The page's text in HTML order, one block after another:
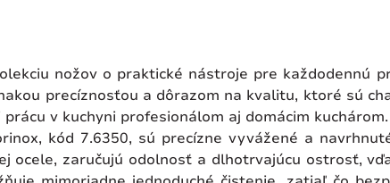
nožov o praktické nástroje pre každodennú
precíznosťou a dôrazom na kvalitu, ktoré sú
v kuchyni profesionálom aj domácim kuchárom.
kód 7.6350, sú precízne vyvážené a
ocele, zaručujú odolnosť a dlhotrvajúcu ostrosť,